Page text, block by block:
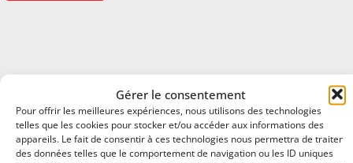
Gérer le consentement
Pour offrir les meilleures expériences, nous utilisons des technologies
telles que les cookies pour stocker et/ou accéder aux informations des
appareils. Le fait de consentir à ces technologies nous permettra de traiter
des données telles que le comportement de navigation ou les ID uniques
Oh bonjour
Ravi de vous rencontrer.
Inscrivez-vous pour recevoir
chaque fois du contenu génial dans